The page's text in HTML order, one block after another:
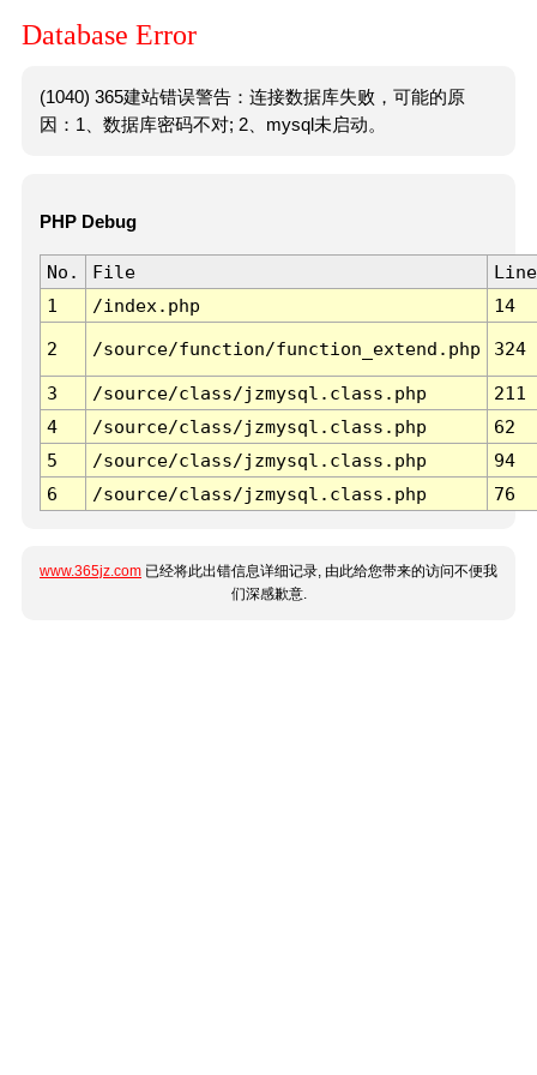
Database Error
(1040) 365建站错误警告：连接数据库失败，可能的原
因：1、数据库密码不对; 2、mysql未启动。
PHP Debug
No. File
Line
1
/index.php 14
2 /source/function/function_extend.php 324
3 /source/class/jzmysql.class.php
211
4
/source/class/jzmysql.class.php
62
5
/source/class/jzmysql.class.php
94
6
/source/class/jzmysql.class.php 76
www.365jz.com 已经将此出错信息详细记录, 由此给您带来的访问不便我
们深感歉意.